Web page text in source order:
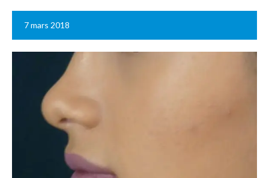
7 mars 2018